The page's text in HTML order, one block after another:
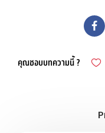
คุณชอบบทความนี้ ?